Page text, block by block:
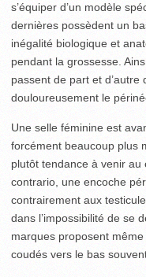
s’équiper d’un modèle
dernières possèdent un
inégalité biologique et
pendant la grossesse.
passent de part et d’autre
douloureusement le
Une selle féminine est
forcément beaucoup plus
plutôt tendance à venir au
contrario, une encoche
contrairement aux
dans l’impossibilité de se
marques proposent
coudés vers le bas